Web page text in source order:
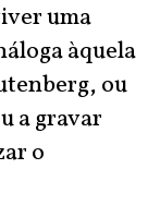
uma
àquela
ou
a gravar
o